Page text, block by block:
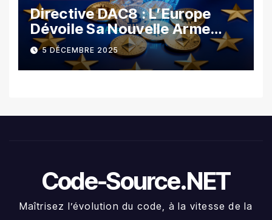
Directive DAC8 : L’Europe
Dévoile Sa Nouvelle Arme
Contre La Fraude Fiscale
Crypto
5 DÉCEMBRE 2025
Code-Source.NET
Maîtrisez l’évolution du code, à la vitesse de la